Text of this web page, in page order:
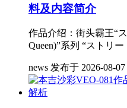
料及内容简介
作品介绍：街头霸王“
Queen)”系列 “ストリ
news 发布于 2026-08-07